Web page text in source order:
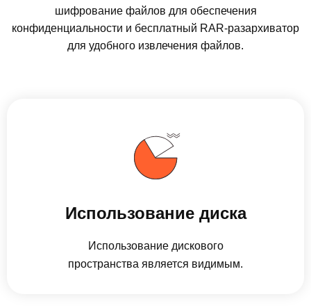
шифрование файлов для обеспечения
конфиденциальности и бесплатный RAR-разархиватор
для удобного извлечения файлов.
Использование диска
Использование дискового
пространства является видимым.